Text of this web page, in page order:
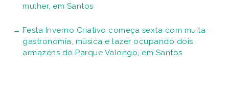
mulher, em Santos
Festa Inverno Criativo começa sexta com muita
gastronomia, música e lazer ocupando dois
armazéns do Parque Valongo, em Santos